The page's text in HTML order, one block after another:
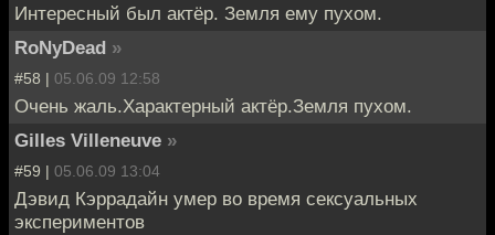
Интересный был актёр. Земля ему пухом.
RoNyDead »
#58 | 05.06.09 12:58
Очень жаль.Характерный актёр.Земля пухом.
Gilles Villeneuve »
#59 | 05.06.09 13:04
Дэвид Кэррадайн умер во время сексуальных
экспериментов